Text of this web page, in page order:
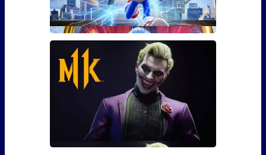
Сколько сцен после титров у
Соника?
Сейчас практически каждый фильм – это повод
задерж�